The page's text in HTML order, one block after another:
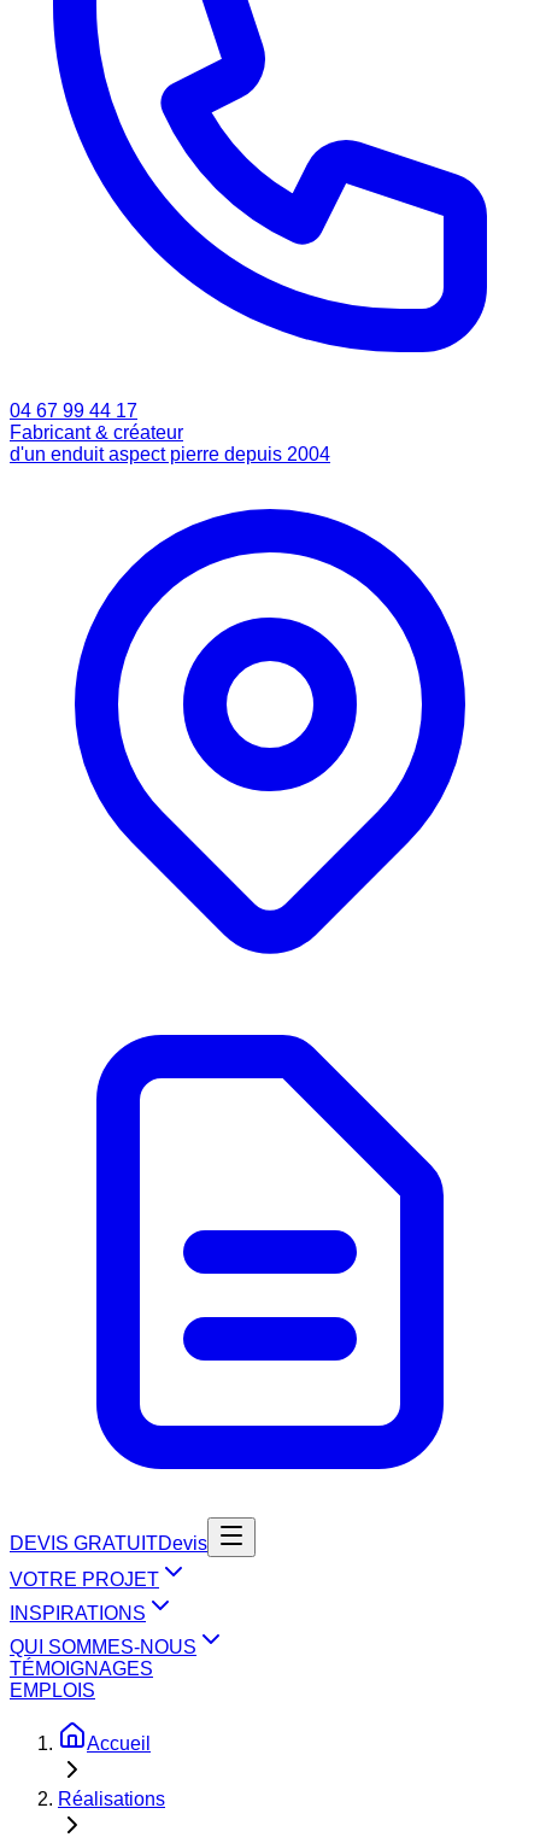
04 67 99 44 17
Fabricant & créateur
d'un enduit aspect pierre depuis 2004
DEVIS GRATUITDevis
VOTRE PROJET
INSPIRATIONS
QUI SOMMES-NOUS
TÉMOIGNAGES
EMPLOIS
Accueil
Réalisations